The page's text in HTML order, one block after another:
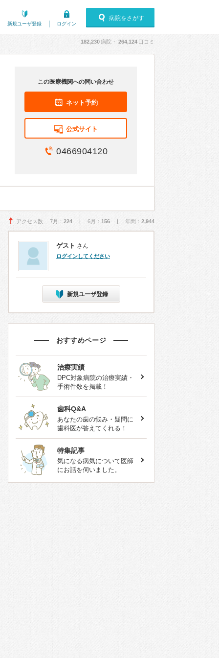
新規ユーザ登録 ログイン
病院をさがす
182,230病院・ 264,124 口コミ
この医療機関への問い合わせ
ネット予約
公式サイト
0466904120
アクセス数 7月： 224 | 6月： 156 | 年間： 2,944
ゲスト さん
ログインしてください
新規ユーザ登録
おすすめページ
治療実績
DPC対象病院の治療実績・
手術件数を掲載！
歯科Q&A
あなたの歯の悩み・疑問に
歯科医が答えてくれる！
特集記事
気になる病気について医師
にお話を伺いました。